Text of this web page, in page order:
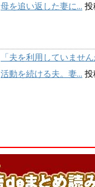
母を追い返した妻に... 投
「夫を利用していませ
活動を続ける夫。妻... 投